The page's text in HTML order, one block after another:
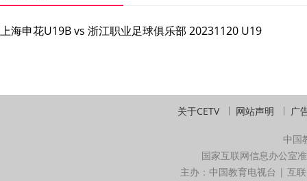
上海申花U19B vs 浙江职业足球俱乐部 20231120 U19
关于CETV 网站声明 广
中国
国家互联网信息办公室
主办：中国教育电视台 | 互